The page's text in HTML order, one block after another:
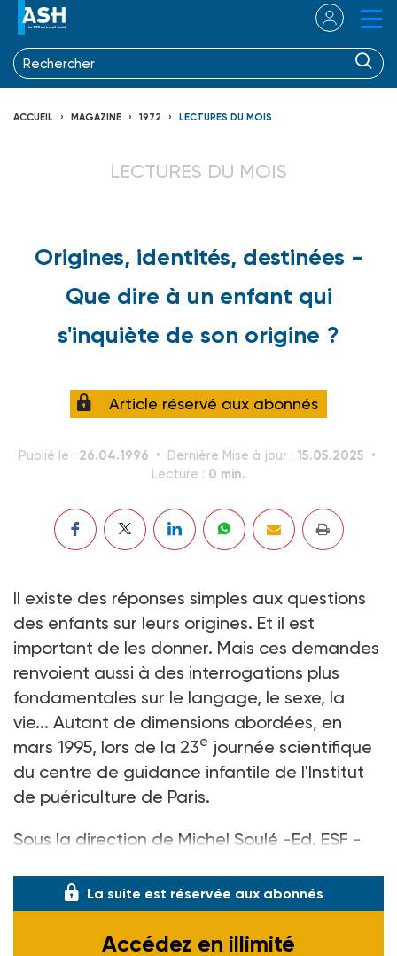
ACCUEIL MAGAZINE 1972 LECTURES DU MOIS
LECTURES DU MOIS
Origines, identités, destinées -
Que dire à un enfant qui
s'inquiète de son origine ?
Article réservé aux abonnés
Publié le : 26.04.1996 Dernière Mise à jour : 15.05.2025
Lecture : 0 min.
Il existe des réponses simples aux questions
des enfants sur leurs origines. Et il est
important de les donner. Mais ces demandes
renvoient aussi à des interrogations plus
fondamentales sur le langage, le sexe, la
vie... Autant de dimensions abordées, en
mars 1995, lors de la 23e journée scientifique
du centre de guidance infantile de l'Institut
de puériculture de Paris.
Sous la direction de Michel Soulé -Ed. ESF -
La suite est réservée aux abonnés
Accédez en illimité